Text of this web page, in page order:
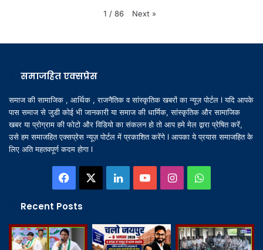
1 / 86 Next »
समाजहित एक्सप्रेस
समाज की सामाजिक , आर्थिक , राजनैतिक व सांस्कृतिक खबरों का न्यूज़ पोर्टल l यदि आपके
पास समाज से जुडी कोई भी जानकारी या समाज की धार्मिक, सांस्कृतिक और सामाजिक
खबर या प्रोग्राम की फोटो और विडियो का संकलन हो तो आप हमे मेल द्वारा प्रेषित करें,
उसे हम समाजहित एक्सप्रेस न्यूज़ पोर्टल में प्रकाशित करेंगे l आपका ये प्रयास समाजहित के
लिए अति महतवपूर्ण कदम होगा l
Facebook LinkedInYouTubeInstagramWhatsApp
Recent Posts